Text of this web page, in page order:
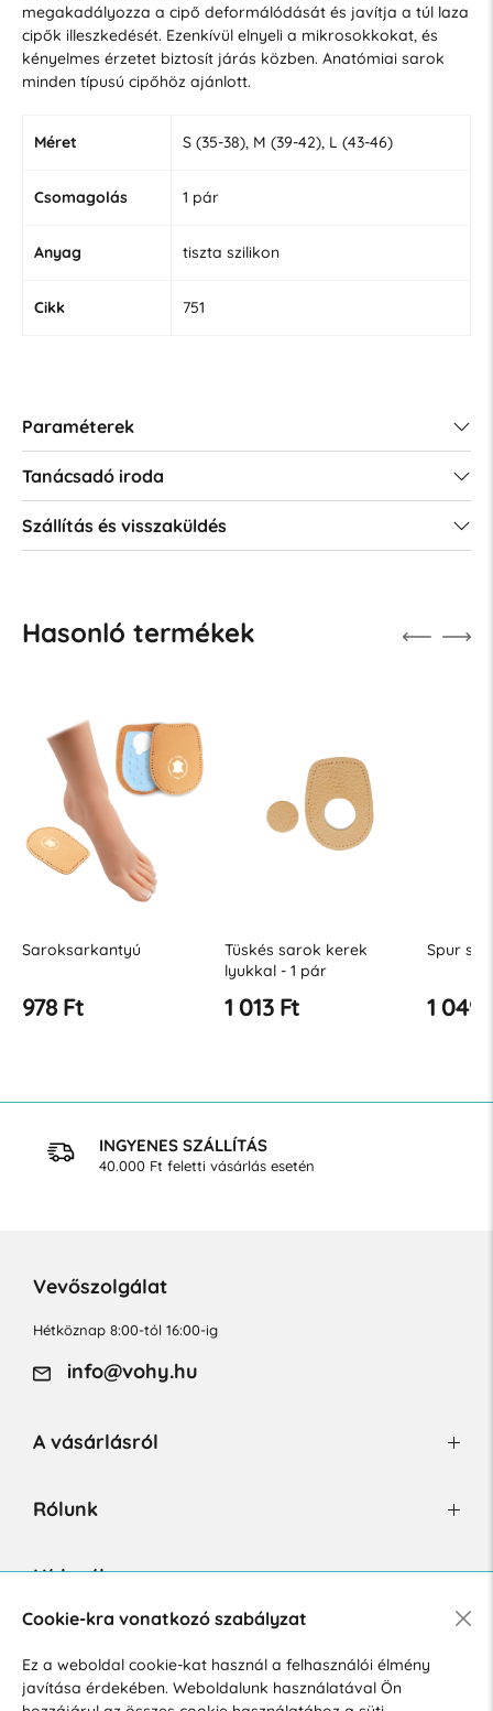
megakadályozza a cipő deformálódását és javítja a túl laza
cipők illeszkedését. Ezenkívül elnyeli a mikrosokkokat, és
kényelmes érzetet biztosít járás közben. Anatómiai sarok
minden típusú cipőhöz ajánlott.
Méret S (35-38), M (39-42), L (43-46)
Csomagolás 1 pár
Anyag tiszta szilikon
Cikk 751
Paraméterek
Tanácsadó iroda
Szállítás és visszaküldés
Hasonló termékek
Saroksarkantyú
978 Ft
Tüskés sarok kerek
lyukkal - 1 pár
1 013 Ft
Spur
1 049
INGYENES SZÁLLÍTÁS
40.000 Ft feletti vásárlás esetén
Vevőszolgálat
Hétköznap 8:00-tól 16:00-ig
info@vohy.hu
A vásárlásról
Rólunk
Hírlevél
Hozzájárulok a személyes adatok marketing célú kezeléséhez.
Személyes adatok védelmére vonatkozó szabályzat.
Cookie-kra vonatkozó szabályzat
Ez a weboldal cookie-kat használ a felhasználói élmény
javítása érdekében. Weboldalunk használatával Ön